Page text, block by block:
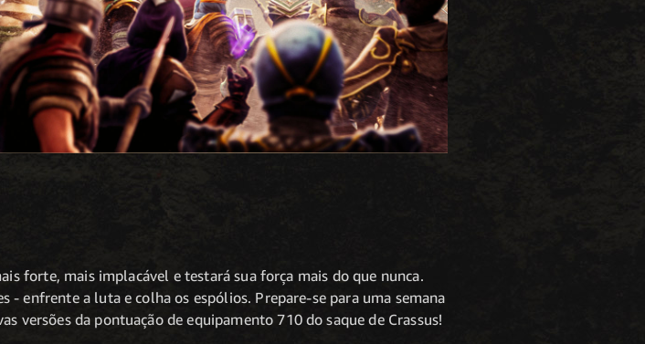
forte, mais implacável e testará sua força mais do que nunca.
- enfrente a luta e colha os espólios. Prepare-se para uma semana
versões da pontuação de equipamento 710 do saque de Crassus!